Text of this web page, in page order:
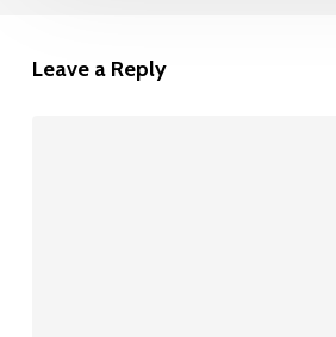
Leave a Reply